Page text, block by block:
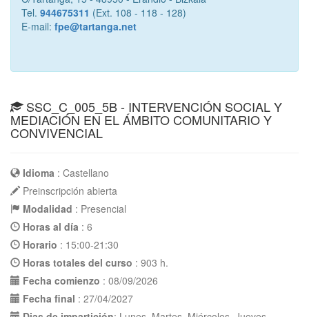
Tel. 944675311 (Ext. 108 - 118 - 128)
E-mail: fpe@tartanga.net
SSC_C_005_5B - INTERVENCIÓN SOCIAL Y
MEDIACIÓN EN EL ÁMBITO COMUNITARIO Y
CONVIVENCIAL
Idioma : Castellano
Preinscripción abierta
Modalidad : Presencial
Horas al día : 6
Horario : 15:00-21:30
Horas totales del curso : 903 h.
Fecha comienzo : 08/09/2026
Fecha final : 27/04/2027